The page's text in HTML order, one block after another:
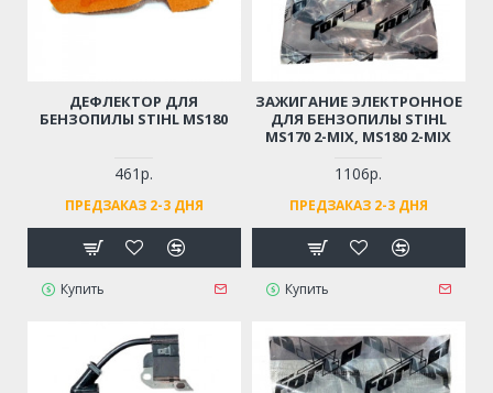
ДЕФЛЕКТОР ДЛЯ
БЕНЗОПИЛЫ STIHL MS180
461р.
ПРЕДЗАКАЗ 2-3 ДНЯ
Купить
ЗАЖИГАНИЕ ЭЛЕКТРОННОЕ
ДЛЯ БЕНЗОПИЛЫ STIHL
MS170 2-MIX, MS180 2-MIX
1106р.
ПРЕДЗАКАЗ 2-3 ДНЯ
Купить